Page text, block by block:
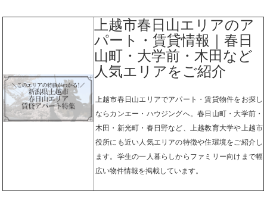
上越市春日山エリアのア
パート・賃貸情報｜春日
山町・大学前・木田など
人気エリアをご紹介
上越市春日山エリアでアパート・賃貸物件をお探し
ならカンエー・ハウジングへ。春日山町・大学前・
木田・新光町・春日野など、上越教育大学や上越市
役所にも近い人気エリアの特徴や住環境をご紹介し
ます。学生の一人暮らしからファミリー向けまで幅
広い物件情報を掲載しています。